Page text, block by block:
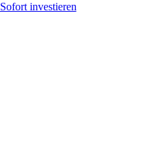
Sofort investieren